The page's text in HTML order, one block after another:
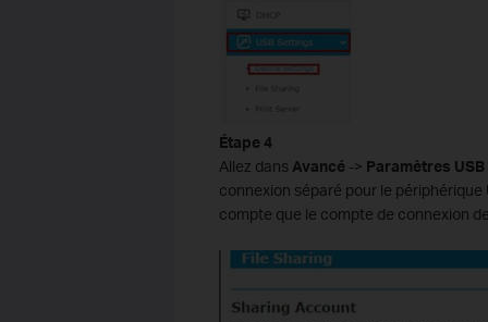
Étape4
Allez dans Avancé-> Paramètres USB
connexion séparé pour le périphérique
compte que le compte de connexion